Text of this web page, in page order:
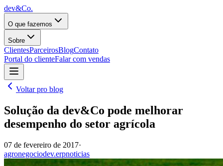
dev&Co.
O que fazemos
Sobre
ClientesParceirosBlogContato
Portal do clienteFalar com vendas
Voltar pro blog
Solução da dev&Co pode melhorar
desempenho do setor agrícola
07 de fevereiro de 2017·
agronegociodev.erpnoticias